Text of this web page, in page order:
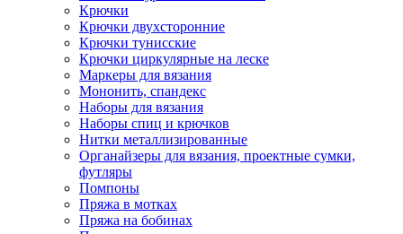
Крючки
Крючки двухсторонние
Крючки тунисские
Крючки циркулярные на леске
Маркеры для вязания
Мононить, спандекс
Наборы для вязания
Наборы спиц и крючков
Нитки металлизированные
Органайзеры для вязания, проектные сумки,
футляры
Помпоны
Пряжа в мотках
Пряжа на бобинах